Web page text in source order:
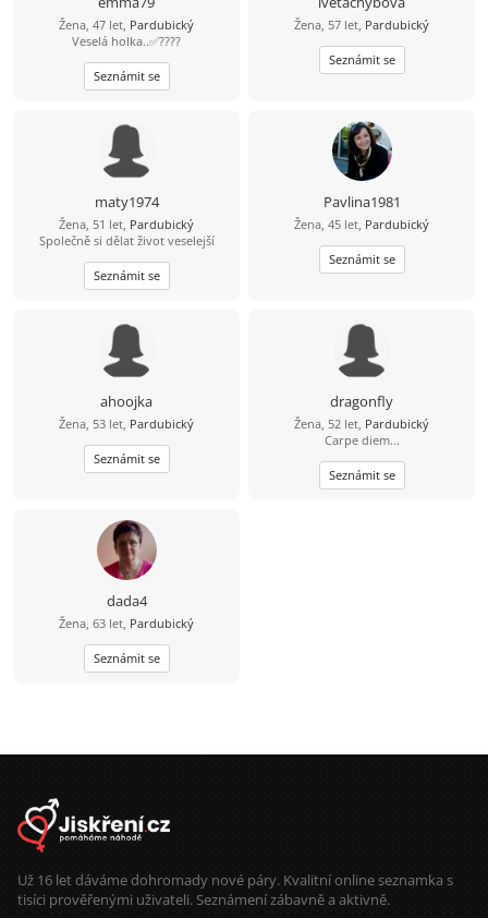
Žena, 47 let, Pardubický
Veselá holka..✅????
Seznámit se
Žena, 57 let, Pardubický
Seznámit se
maty1974
Žena, 51 let, Pardubický
Společně si dělat život veselejší
Seznámit se
Pavlina1981
Žena, 45 let, Pardubický
Seznámit se
ahoojka
Žena, 53 let, Pardubický
Seznámit se
dragonfly
Žena, 52 let, Pardubický
Carpe diem...
Seznámit se
dada4
Žena, 63 let, Pardubický
Seznámit se
Už 16 let dáváme dohromady nové páry. Kvalitní online seznamka s
tisíci prověřenými uživateli. Seznámení zábavně a aktivně.